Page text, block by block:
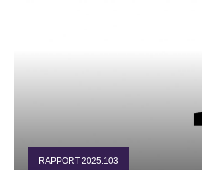
RAPPORT 2025:103